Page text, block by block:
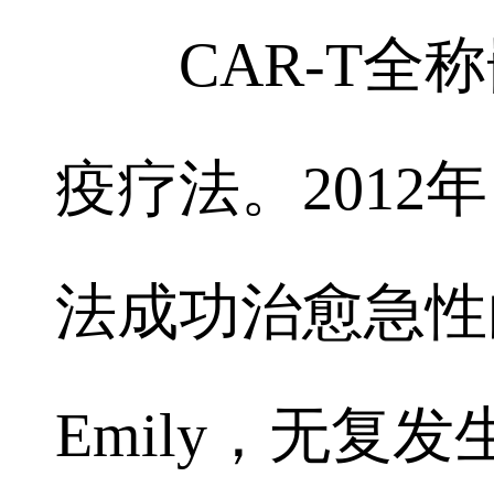
CAR-T全称
疫疗法。2012
法成功治愈急
Emily，无复发